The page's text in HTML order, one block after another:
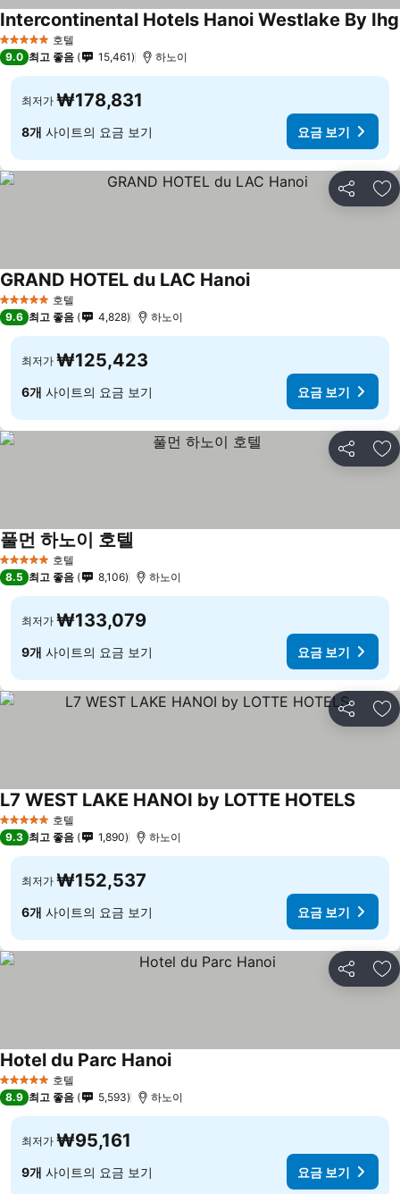
5 성급 호텔
Intercontinental Hotels Hanoi Westlake By Ihg
9.0 최고 좋음 15,461 하노이
최저가 ₩178,831
8개 사이트의 요금 보기 요금 보기
공유 즐
5 성급 호텔
GRAND HOTEL du LAC Hanoi
9.6 최고 좋음 4,828 하노이
최저가 ₩125,423
6개 사이트의 요금 보기 요금 보기
공유 즐
5 성급 호텔
풀먼 하노이 호텔
8.5 최고 좋음 8,106 하노이
최저가 ₩133,079
9개 사이트의 요금 보기 요금 보기
공유 즐
5 성급 호텔
L7 WEST LAKE HANOI by LOTTE HOTELS
9.3 최고 좋음 1,890 하노이
최저가 ₩152,537
6개 사이트의 요금 보기 요금 보기
공유 즐
5 성급 호텔
Hotel du Parc Hanoi
8.9 최고 좋음 5,593 하노이
최저가 ₩95,161
9개 사이트의 요금 보기 요금 보기